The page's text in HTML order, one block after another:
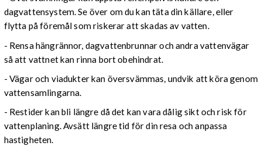
dagvattensystem. Se över om du kan täta din källare, eller
flytta på föremål som riskerar att skadas av vatten.
- Rensa hängrännor, dagvattenbrunnar och andra vattenvägar
så att vattnet kan rinna bort obehindrat.
- Vägar och viadukter kan översvämmas, undvik att köra genom
vattensamlingarna.
- Restider kan bli längre då det kan vara dålig sikt och risk för
vattenplaning. Avsätt längre tid för din resa och anpassa
hastigheten.